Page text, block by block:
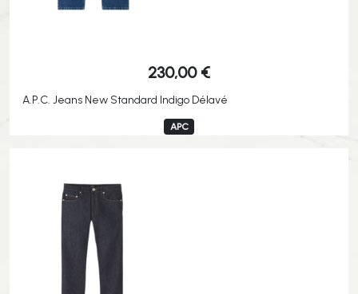
230,00 €
A.P.C. Jeans New Standard Indigo Délavé
APC